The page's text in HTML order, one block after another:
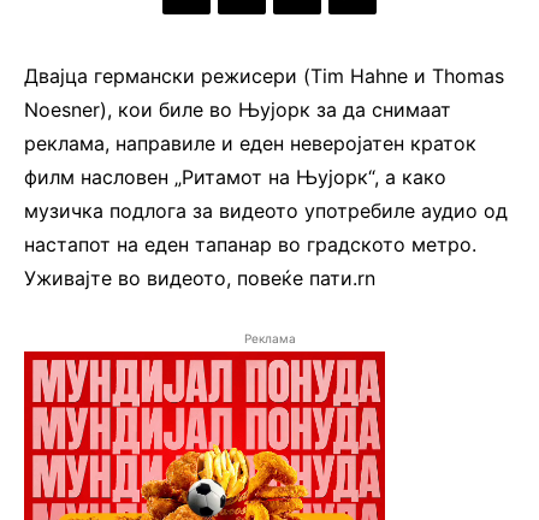
Двајца германски режисери (Tim Hahne и Thomas
Noesner), кои биле во Њујорк за да снимаат
реклама, направиле и еден неверојатен краток
филм насловен „Ритамот на Њујорк“, а како
музичка подлога за видеото употребиле аудио од
настапот на еден тапанар во градското метро.
Уживајте во видеото, повеќе пати.rn
Реклама